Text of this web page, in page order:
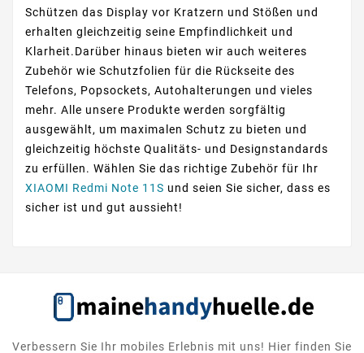
Schützen das Display vor Kratzern und Stößen und
erhalten gleichzeitig seine Empfindlichkeit und
Klarheit.Darüber hinaus bieten wir auch weiteres
Zubehör wie Schutzfolien für die Rückseite des
Telefons, Popsockets, Autohalterungen und vieles
mehr. Alle unsere Produkte werden sorgfältig
ausgewählt, um maximalen Schutz zu bieten und
gleichzeitig höchste Qualitäts- und Designstandards
zu erfüllen. Wählen Sie das richtige Zubehör für Ihr
XIAOMI Redmi Note 11S und seien Sie sicher, dass es
sicher ist und gut aussieht!
Verbessern Sie Ihr mobiles Erlebnis mit uns! Hier finden Sie